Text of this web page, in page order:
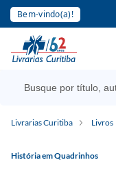
Bem-vindo(a)!
Livrarias Curitiba Livros
História em Quadrinhos